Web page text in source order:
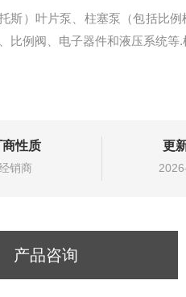
斯）叶片泵、柱塞泵（包括比
比例阀、电子器件和液压系统等
商性质
销商
更
产品咨询